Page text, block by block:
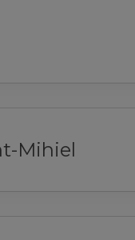
Mihiel